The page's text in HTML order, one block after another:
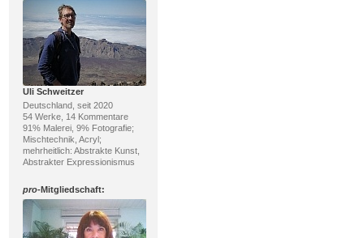
Uli Schweitzer
Deutschland, seit 2020
54 Werke, 14 Kommentare
91% Malerei, 9% Fotografie;
Mischtechnik, Acryl;
mehrheitlich: Abstrakte Kunst,
Abstrakter Expressionismus
pro-Mitgliedschaft: